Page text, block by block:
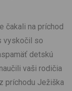
čakali na príchod
vyskočil so
detskú
vaši rodičia
príchodu Ježiška